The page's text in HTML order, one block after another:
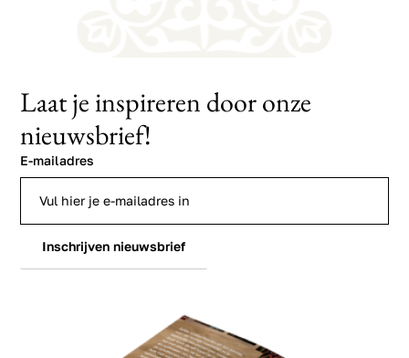
Laat je inspireren door onze
nieuwsbrief!
E-mailadres
Inschrijven nieuwsbrief